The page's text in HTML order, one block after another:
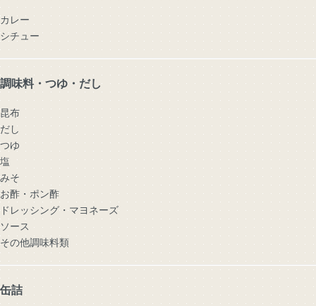
カレー
シチュー
調味料・つゆ・だし
昆布
だし
つゆ
塩
みそ
お酢・ポン酢
ドレッシング・マヨネーズ
ソース
その他調味料類
缶詰